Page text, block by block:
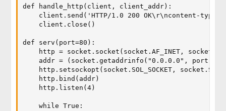
def handle_http(client, client_addr):
client.send('HTTP/1.0 200 OK\r\ncontent-type:
    client.close()
def serv(port=80):
http = socket.socket(socket.AF_INET,
addr = (socket.getaddrinfo("0.0.0.0",
http.setsockopt(socket.SOL_SOCKET,
    http.bind(addr)
    http.listen(4)
    while True: